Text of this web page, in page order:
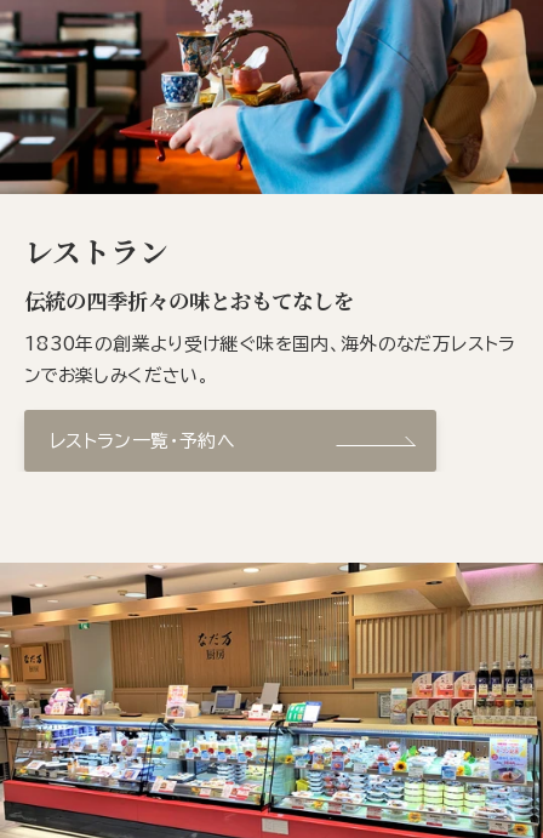
レストラン
伝統の四季折々の味とおもてなしを
1830年の創業より受け継ぐ味を国内、海外のなだ万レストラ
ンでお楽しみください。
レストラン一覧・予約へ